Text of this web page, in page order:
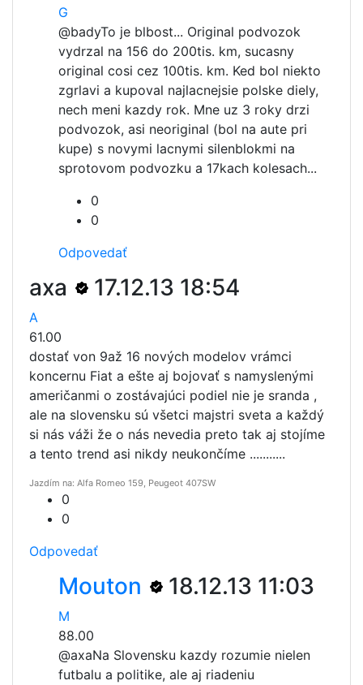
G
@badyTo je blbost... Original podvozok
vydrzal na 156 do 200tis. km, sucasny
original cosi cez 100tis. km. Ked bol niekto
zgrlavi a kupoval najlacnejsie polske diely,
nech meni kazdy rok. Mne uz 3 roky drzi
podvozok, asi neoriginal (bol na aute pri
kupe) s novymi lacnymi silenblokmi na
sprotovom podvozku a 17kach kolesach...
0
0
Odpovedať
axa 17.12.13 18:54
A
61.00
dostať von 9až 16 nových modelov vrámci
koncernu Fiat a ešte aj bojovať s namyslenými
američanmi o zostávajúci podiel nie je sranda ,
ale na slovensku sú všetci majstri sveta a každý
si nás váži že o nás nevedia preto tak aj stojíme
a tento trend asi nikdy neukončíme ...........
Jazdím na: Alfa Romeo 159, Peugeot 407SW
0
0
Odpovedať
Mouton 18.12.13 11:03
M
88.00
@axaNa Slovensku kazdy rozumie nielen
futbalu a politike, ale aj riadeniu